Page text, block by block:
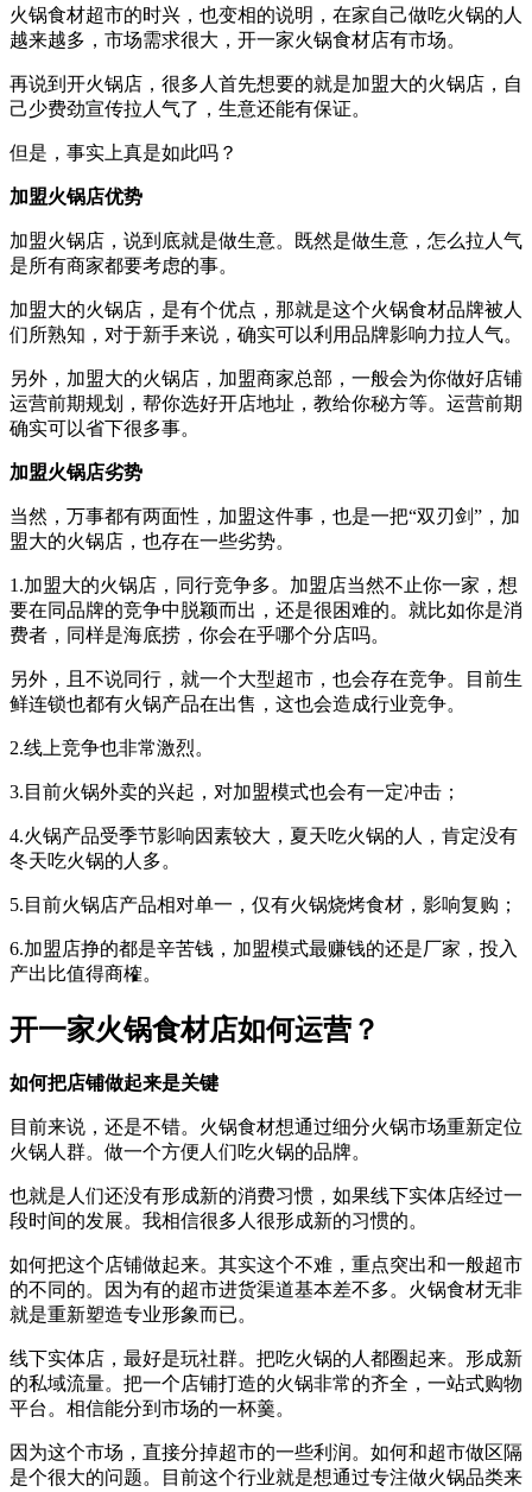
火锅食材超市的时兴，也变相的说明，在家自己做吃火锅的人
越来越多，市场需求很大，开一家火锅食材店有市场。
再说到开火锅店，很多人首先想要的就是加盟大的火锅店，自
己少费劲宣传拉人气了，生意还能有保证。
但是，事实上真是如此吗？
加盟火锅店优势
加盟火锅店，说到底就是做生意。既然是做生意，怎么拉人气
是所有商家都要考虑的事。
加盟大的火锅店，是有个优点，那就是这个火锅食材品牌被人
们所熟知，对于新手来说，确实可以利用品牌影响力拉人气。
另外，加盟大的火锅店，加盟商家总部，一般会为你做好店铺
运营前期规划，帮你选好开店地址，教给你秘方等。运营前期
确实可以省下很多事。
加盟火锅店劣势
当然，万事都有两面性，加盟这件事，也是一把“双刃剑”，加
盟大的火锅店，也存在一些劣势。
1.加盟大的火锅店，同行竞争多。加盟店当然不止你一家，想
要在同品牌的竞争中脱颖而出，还是很困难的。就比如你是消
费者，同样是海底捞，你会在乎哪个分店吗。
另外，且不说同行，就一个大型超市，也会存在竞争。目前生
鲜连锁也都有火锅产品在出售，这也会造成行业竞争。
2.线上竞争也非常激烈。
3.目前火锅外卖的兴起，对加盟模式也会有一定冲击；
4.火锅产品受季节影响因素较大，夏天吃火锅的人，肯定没有
冬天吃火锅的人多。
5.目前火锅店产品相对单一，仅有火锅烧烤食材，影响复购；
6.加盟店挣的都是辛苦钱，加盟模式最赚钱的还是厂家，投入
产出比值得商榷。
开一家火锅食材店如何运营？
如何把店铺做起来是关键
目前来说，还是不错。火锅食材想通过细分火锅市场重新定位
火锅人群。做一个方便人们吃火锅的品牌。
也就是人们还没有形成新的消费习惯，如果线下实体店经过一
段时间的发展。我相信很多人很形成新的习惯的。
如何把这个店铺做起来。其实这个不难，重点突出和一般超市
的不同的。因为有的超市进货渠道基本差不多。火锅食材无非
就是重新塑造专业形象而已。
线下实体店，最好是玩社群。把吃火锅的人都圈起来。形成新
的私域流量。把一个店铺打造的火锅非常的齐全，一站式购物
平台。相信能分到市场的一杯羹。
因为这个市场，直接分掉超市的一些利润。如何和超市做区隔
是个很大的问题。目前这个行业就是想通过专注做火锅品类来